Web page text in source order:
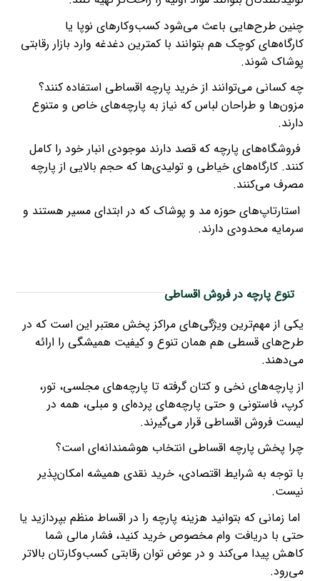
چنین طرح‌هایی باعث می‌شود کسب‌وکارهای نوپا یا
کارگاه‌های کوچک هم بتوانند با کمترین دغدغه وارد بازار رقابتی
پوشاک شوند.
چه کسانی می‌توانند از خرید پارچه اقساطی استفاده کنند؟
مزون‌ها و طراحان لباس که نیاز به پارچه‌های خاص و متنوع
دارند.
فروشگاه‌های پارچه که قصد دارند موجودی انبار خود را کامل
کنند. کارگاه‌های خیاطی و تولیدی‌ها که حجم بالایی از پارچه
مصرف می‌کنند.
استارتاپ‌های حوزه مد و پوشاک که در ابتدای مسیر هستند و
سرمایه محدودی دارند.
تنوع پارچه در فروش اقساطی
یکی از مهم‌ترین ویژگی‌های مراکز پخش معتبر این است که در
طرح‌های قسطی هم همان تنوع و کیفیت همیشگی را ارائه
می‌دهند.
از پارچه‌های نخی و کتان گرفته تا پارچه‌های مجلسی، تور،
کرپ، فاستونی و حتی پارچه‌های پرده‌ای و مبلی، همه در
لیست فروش اقساطی قرار می‌گیرند.
چرا پخش پارچه اقساطی انتخاب هوشمندانه‌ای است؟
با توجه به شرایط اقتصادی، خرید نقدی همیشه امکان‌پذیر
نیست.
اما زمانی که بتوانید هزینه پارچه را در اقساط منظم بپردازید یا
حتی با دریافت وام مخصوص خرید کنید، فشار مالی شما
کاهش پیدا می‌کند و در عوض توان رقابتی کسب‌وکارتان بالاتر
می‌رود.